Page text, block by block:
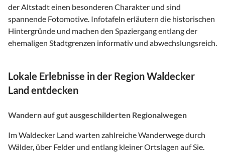
der Altstadt einen besonderen Charakter und sind
spannende Fotomotive. Infotafeln erläutern die historischen
Hintergründe und machen den Spaziergang entlang der
ehemaligen Stadtgrenzen informativ und abwechslungsreich.
Lokale Erlebnisse in der Region Waldecker
Land entdecken
Wandern auf gut ausgeschilderten Regionalwegen
Im Waldecker Land warten zahlreiche Wanderwege durch
Wälder, über Felder und entlang kleiner Ortslagen auf Sie.